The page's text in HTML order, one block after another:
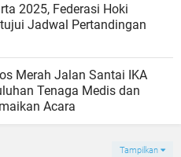
2025, Federasi Hoki
Jadwal Pertandingan
Merah Jalan Santai IKA
Tenaga Medis dan
Acara
Tampilkan